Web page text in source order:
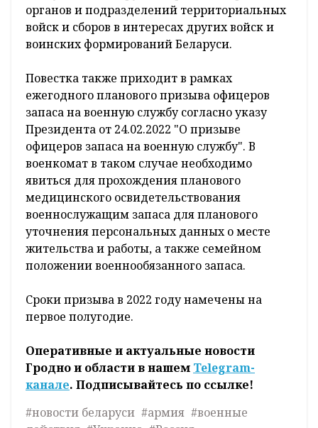
органов и подразделений территориальных
войск и сборов в интересах других войск и
воинских формирований Беларуси.
Повестка также приходит в рамках
ежегодного планового призыва офицеров
запаса на военную службу согласно указу
Президента от 24.02.2022 "О призыве
офицеров запаса на военную службу". В
военкомат в таком случае необходимо
явиться для прохождения планового
медицинского освидетельствования
военнослужащим запаса для планового
уточнения персональных данных о месте
жительства и работы, а также семейном
положении военнообязанного запаса.
Сроки призыва в 2022 году намечены на
первое полугодие.
Оперативные и актуальные новости
Гродно и области в нашем Telegram-
канале. Подписывайтесь по ссылке!
#новости беларуси #армия #военные